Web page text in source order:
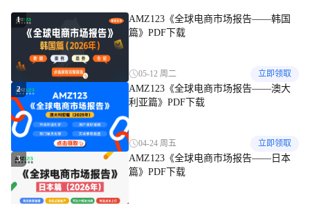
1
AMZ123《全球电商市场报告——韩国
篇》PDF下载
05-12 周二 立即领取
2
AMZ123《全球电商市场报告——澳大
利亚篇》PDF下载
04-24 周五 立即领取
3
AMZ123《全球电商市场报告——日本
篇》PDF下载